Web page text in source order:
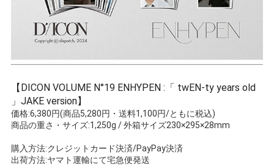
【DICON VOLUME N°19 ENHYPEN :「 twEN-ty years old
」JAKE version】
価格:6,380円(商品5,280円・送料1,100円/ともに税込)
商品の重さ・サイズ:1,250g / 外箱サイズ230×295×28mm
購入方法:クレジットカード決済/PayPay決済
出荷方法:ヤマト運輸にて宅急便発送